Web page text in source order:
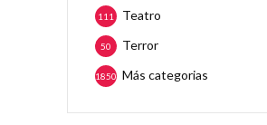
Teatro
111
Terror
50
Más categorias
1850